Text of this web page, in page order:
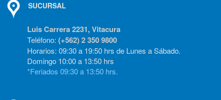
SUCURSAL
Luis Carrera 2231, Vitacura
Teléfono: (+562) 2 350 9800
Horarios: 09:30 a 19:50 hrs de Lunes a Sábado.
Domingo 10:00 a 13:50 hrs
*Feriados 09:30 a 13:50 hrs.